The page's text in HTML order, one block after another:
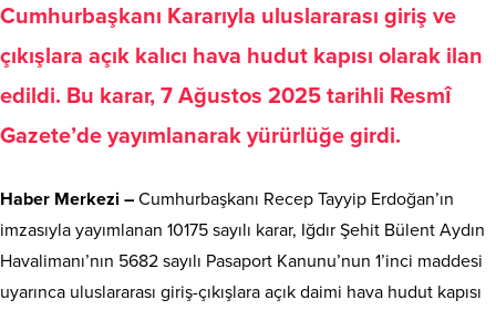
Cumhurbaşkanı Kararıyla uluslararası giriş ve
çıkışlara açık kalıcı hava hudut kapısı olarak ilan
edildi. Bu karar, 7 Ağustos 2025 tarihli Resmî
Gazete’de yayımlanarak yürürlüğe girdi.
Haber Merkezi – Cumhurbaşkanı Recep Tayyip Erdoğan’ın
imzasıyla yayımlanan 10175 sayılı karar, Iğdır Şehit Bülent Aydın
Havalimanı’nın 5682 sayılı Pasaport Kanunu’nun 1’inci maddesi
uyarınca uluslararası giriş-çıkışlara açık daimi hava hudut kapısı